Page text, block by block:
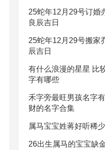
25蛇年12月29号订婚
良辰吉日
25蛇年12月29号搬家
辰吉日
有什么浪漫的星星 比
字有哪些
禾字旁最旺男孩名字
财的名字合集
属马宝宝姓蒋好听稀
26出生属马的宝宝缺